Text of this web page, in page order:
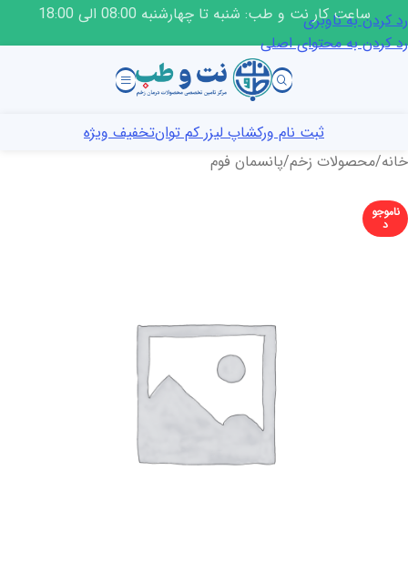
رد کردن به ناوبری
رد کردن به محتوای اصلی
ساعت کار نت و طب: شنبه تا چهارشنبه 08:00 الی 18:00
ثبت نام ورکشاپ لیزر کم توانتخفیف ویژه
خانه/محصولات زخم/پانسمان فوم
ناموجو
د